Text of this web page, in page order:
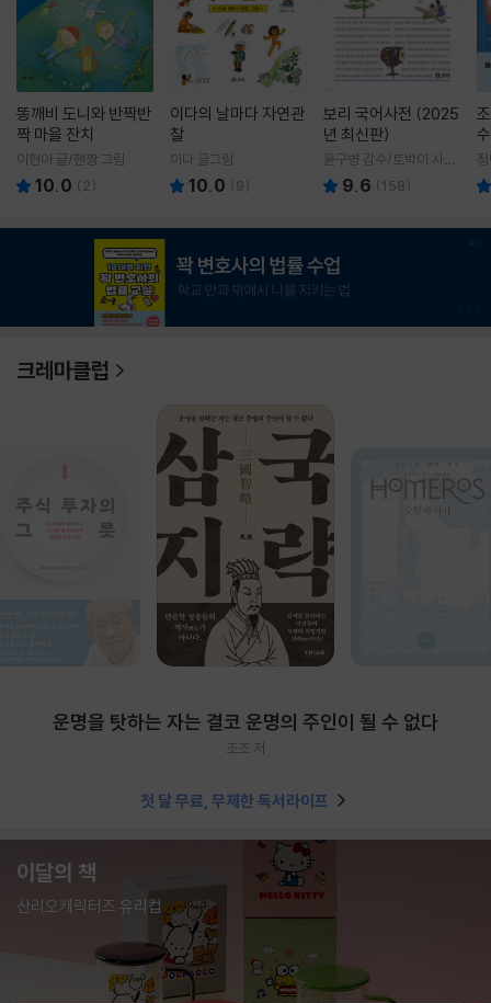
똥깨비 도니와 반짝반
짝 마을 잔치
이현아 글/핸짱 그림
10.0 ( 2)
이다의 날마다 자연관
찰
이다 글그림
10.0 (9)
보리 국어사전 (2025
년 최신판)
윤구병 감수/토박이 사전
편찬실 편
9.6 (158)
크레마클럽
운명을 탓하는 자는 결코 운명의 주인이 될 수 없다
조조 저
첫 달 무료, 무제한 독서라이프
이달의 책
산리오캐릭터즈 유리컵